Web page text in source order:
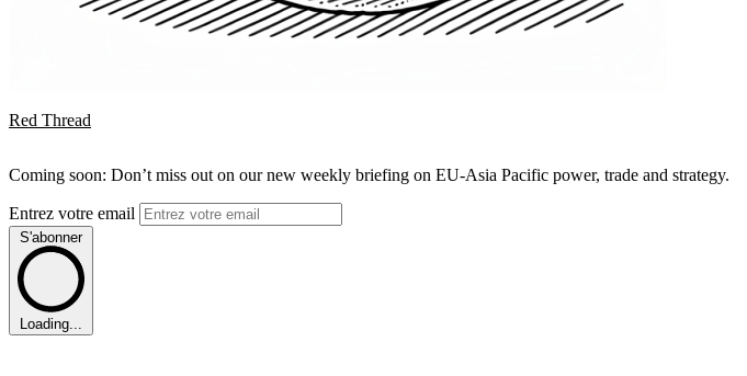
Red Thread
Coming soon: Don’t miss out on our new weekly briefing on EU-Asia Pacific power, trade and strategy.
Entrez votre email
S'abonner
Loading...